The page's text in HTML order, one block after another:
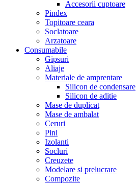
Accesorii cuptoare
Pindex
Topitoare ceara
Soclatoare
Arzatoare
Consumabile
Gipsuri
Aliaje
Materiale de amprentare
Silicon de condensare
Silicon de aditie
Mase de duplicat
Mase de ambalat
Ceruri
Pini
Izolanti
Socluri
Creuzete
Modelare si prelucrare
Compozite